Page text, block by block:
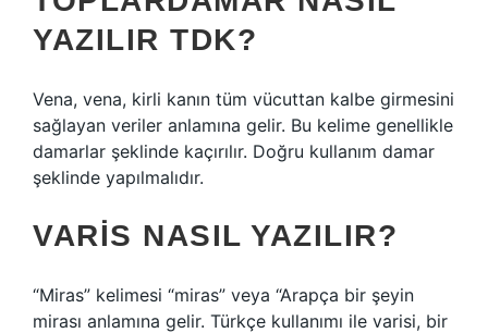
YAZILIR TDK?
Vena, vena, kirli kanın tüm vücuttan kalbe girmesini
sağlayan veriler anlamına gelir. Bu kelime genellikle
damarlar şeklinde kaçırılır. Doğru kullanım damar
şeklinde yapılmalıdır.
VARIS NASIL YAZILIR?
“Miras” kelimesi “miras” veya “Arapça bir şeyin
mirası anlamına gelir. Türkçe kullanımı ile varisi, bir